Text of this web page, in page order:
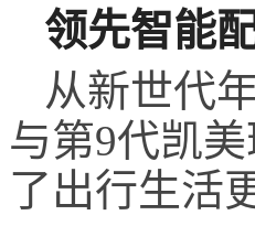
领先智能
从新世代
与第9代凯
了出行生活